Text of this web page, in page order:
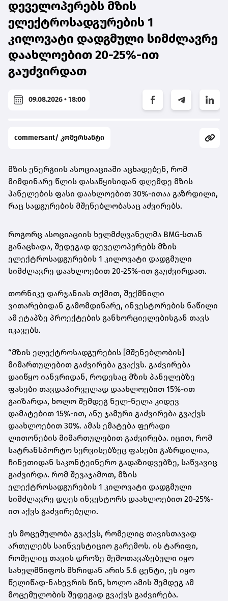
დეველოპერებს მზის
ელექტროსადგურების 1
კილოვატი დადგმული სიმძლავრე
დაახლოებით 20-25%-ით
გაუძვირდათ
09.08.2026 • 18:00
commersant/ კომერსანტი
მზის ენერგიის ასოციაციაში აცხადებენ, რომ
მიმდინარე წლის დასაწყისიდან დღემდე მზის
პანელების ფასი დაახლოებით 30%-ითაა გაზრდილი,
რაც სადგურების მშენებლობასაც აძვირებს.
როგორც ასოციაციის ხელმძღვანელმა BMG‑სთან
განაცხადა, შედეგად დეველოპერებს მზის
ელექტროსადგურების 1 კილოვატი დადგმული
სიმძლავრე დაახლოებით 20-25%-ით გაუძვირდათ.
თორნიკე დარჯანიას თქმით, შექმნილი
ვითარებიდან გამომდინარე, ინვესტორების ნაწილი
ამ ეტაპზე პროექტების განხორციელებისგან თავს
იკავებს.
“მზის ელექტროსადგურების [მშენებლობის]
მიმართულებით გაძვირება გვაქვს. გაძვირება
დაიწყო იანვრიდან, როდესაც მზის პანელებზე
ფასები თავდაპირველად დაახლოებით 15%-ით
გაიზარდა, ხოლო შემდეგ ნელ-ნელა კიდევ
დამატებით 15%-ით, ანუ ჯამური გაძვირება გვაქვს
დაახლოებით 30%. ამას ემატება ფერადი
ლითონების მიმართულებით გაძვირება. იცით, რომ
სატრანსპორტო სერვისებზეც ფასები გაზრდილია,
ჩინეთიდან საკონტეინერო გადაზიდვებზე, საწვავიც
გაძვირდა. რომ შევაჯამოთ, მზის
ელექტროსადგურების 1 კილოვატი დადგმული
სიმძლავრე დღეს ინვესტორს დაახლოებით 20-25%-
ით აქვს გაძვირებული.
ეს მოცემულობა გვაქვს, რომელიც თავისთავად
ართულებს საინვესტიციო გარემოს. ის ტარიფი,
რომელიც თავის დროზე შემოთავაზებული იყო
სახელმწიფოს მხრიდან არის 5.6 ცენტი, ეს იყო
წელიწად-ნახევრის წინ, ხოლო ამის შემდეგ ამ
მოცემულობის შედეგად გვაქვს გაძვირება.